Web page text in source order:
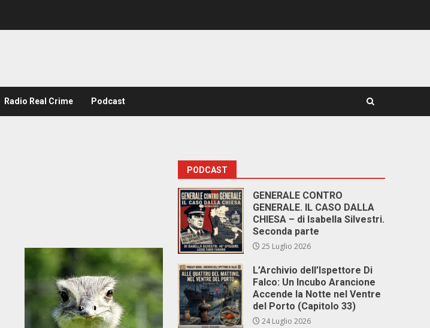
Radio Real Crime Podcast
PODCAST
GENERALE CONTRO
GENERALE. IL CASO DALLA
CHIESA – di Isabella Silvestri.
Seconda parte
25 Luglio 2026
L’Archivio dell’Ispettore Di
Falco: Un Incubo Arancione
Accende la Notte nel Ventre
del Porto (Capitolo 33)
24 Luglio 2026